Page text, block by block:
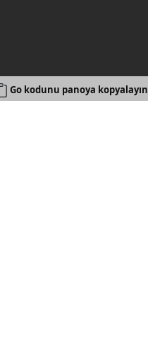
Go kodunu panoya kopyalayın